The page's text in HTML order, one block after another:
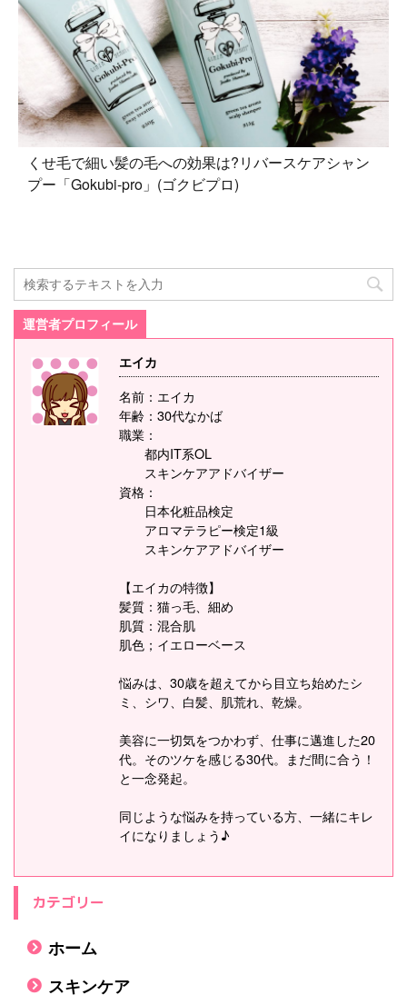
くせ毛で細い髪の毛への効果は?リバースケアシャン
プー「Gokubi-pro」(ゴクビプロ)
運営者プロフィール
エイカ
名前：エイカ
年齢：30代なかば
職業：
都内IT系OL
スキンケアアドバイザー
資格：
日本化粧品検定
アロマテラピー検定1級
スキンケアアドバイザー
【エイカの特徴】
髪質：猫っ毛、細め
肌質：混合肌
肌色；イエローベース
悩みは、30歳を超えてから目立ち始めたシ
ミ、シワ、白髪、肌荒れ、乾燥。
美容に一切気をつかわず、仕事に邁進した20
代。そのツケを感じる30代。まだ間に合う！
と一念発起。
同じような悩みを持っている方、一緒にキレ
イになりましょう♪
カテゴリー
ホーム
スキンケア